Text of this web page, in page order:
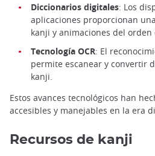
Diccionarios digitales: Los
aplicaciones proporcionan
kanji y animaciones del orden
Tecnología OCR: El
permite escanear y convertir
kanji.
Estos avances tecnológicos han
accesibles y manejables en la era
Recursos de kanji